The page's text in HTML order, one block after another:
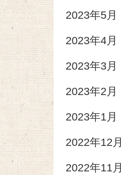
2023年5月
2023年4月
2023年3月
2023年2月
2023年1月
2022年12月
2022年11月